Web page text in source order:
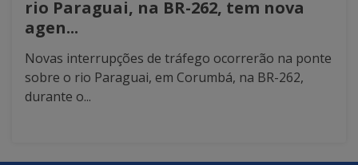
rio Paraguai, na BR-262, tem nova
agen...
Novas interrupções de tráfego ocorrerão na ponte
sobre o rio Paraguai, em Corumbá, na BR-262,
durante o...